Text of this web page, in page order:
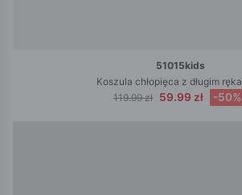
51015kids
Koszula chłopięca z długim
119.99 zł 59.99 zł -50%